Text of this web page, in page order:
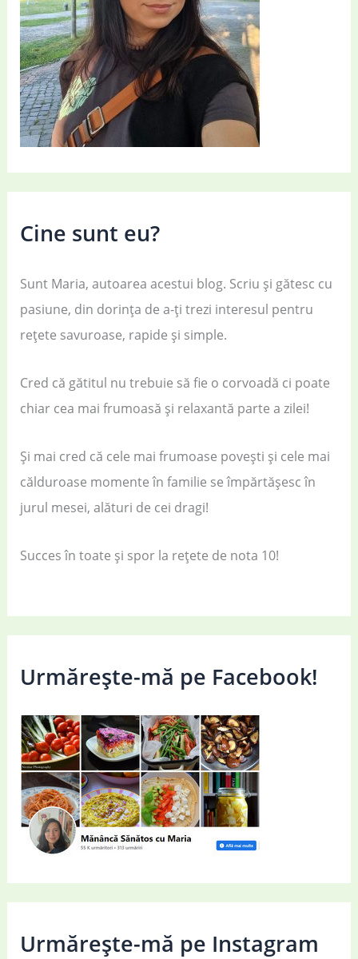
Cine sunt eu?
Sunt Maria, autoarea acestui blog. Scriu și gătesc cu
pasiune, din dorința de a-ți trezi interesul pentru
rețete savuroase, rapide și simple.
Cred că gătitul nu trebuie să fie o corvoadă ci poate
chiar cea mai frumoasă și relaxantă parte a zilei!
Și mai cred că cele mai frumoase povești și cele mai
călduroase momente în familie se împărtășesc în
jurul mesei, alături de cei dragi!
Succes în toate și spor la rețete de nota 10!
Urmărește-mă pe Facebook!
Urmărește-mă pe Instagram